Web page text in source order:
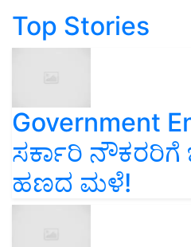
Top Stories
Government
ಸರ್ಕಾರಿ ನೌಕರರಿಗೆ
ಹಣದ ಮಳೆ!